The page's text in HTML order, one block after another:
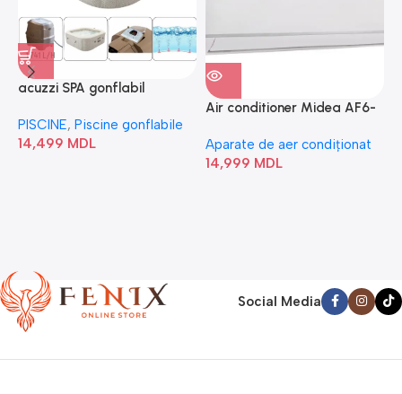
acuzzi SPA gonflabil
Bubble” 28446
PISCINE, Piscine gonflabile
14,499 MDL
Air conditioner Midea AF6-
Aparate de aer condiționat
14,999 MDL
Social Media